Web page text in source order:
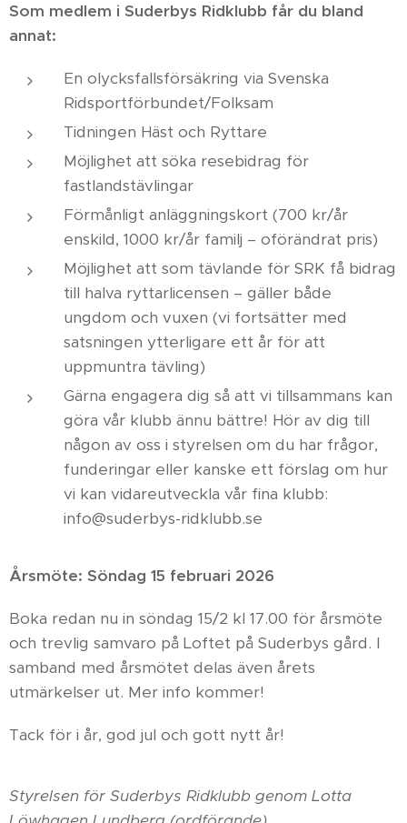
Som medlem i Suderbys Ridklubb får du bland
annat:
En olycksfallsförsäkring via Svenska
Ridsportförbundet/Folksam
Tidningen Häst och Ryttare
Möjlighet att söka resebidrag för
fastlandstävlingar
Förmånligt anläggningskort (700 kr/år
enskild, 1000 kr/år familj – oförändrat pris)
Möjlighet att som tävlande för SRK få bidrag
till halva ryttarlicensen – gäller både
ungdom och vuxen (vi fortsätter med
satsningen ytterligare ett år för att
uppmuntra tävling)
Gärna engagera dig så att vi tillsammans kan
göra vår klubb ännu bättre! Hör av dig till
någon av oss i styrelsen om du har frågor,
funderingar eller kanske ett förslag om hur
vi kan vidareutveckla vår fina klubb:
info@suderbys-ridklubb.se
Årsmöte: Söndag 15 februari 2026
Boka redan nu in söndag 15/2 kl 17.00 för årsmöte
och trevlig samvaro på Loftet på Suderbys gård. I
samband med årsmötet delas även årets
utmärkelser ut. Mer info kommer!
Tack för i år, god jul och gott nytt år!
Styrelsen för Suderbys Ridklubb genom Lotta